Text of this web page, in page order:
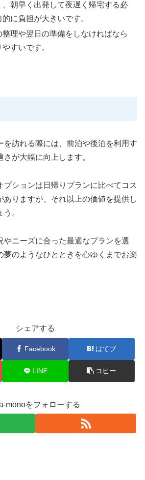
朝早く出発して夜遅く帰宅する必
に負担が大きいです。
理や翌日の準備をしなければなら
すいです。
を訪れる際には、前泊や後泊を利用す
が大幅に向上します。
プションは日帰りプランに比べてコス
ありますが、それ以上の価値を提供し
。
やニーズに合った最適なプランを選
夢のようなひとときを心ゆくまでお楽
シェアする
Facebook はてブ
LINE コピー
monoをフォローする